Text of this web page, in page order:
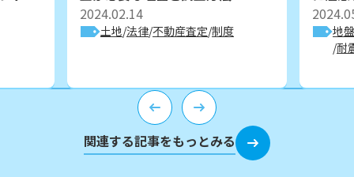
2024.02.14
土地 法律 不動産査定 制度
地
耐
関連する記事をもっとみる